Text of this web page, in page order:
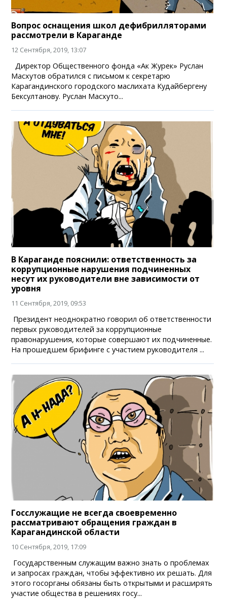
Вопрос оснащения школ дефибрилляторами
рассмотрели в Караганде
12 Сентября, 2019, 13:07
Директор Общественного фонда «Ак Журек» Руслан
Масхутов обратился с письмом к секретарю
Карагандинского городского маслихата Кудайбергену
Бексултанову. Руслан Масхуто...
В Караганде пояснили: ответственность за
коррупционные нарушения подчиненных
несут их руководители вне зависимости от
уровня
11 Сентября, 2019, 09:53
Президент неоднократно говорил об ответственности
первых руководителей за коррупционные
правонарушения, которые совершают их подчиненные.
На прошедшем брифинге с участием руководителя ...
Госслужащие не всегда своевременно
рассматривают обращения граждан в
Карагандинской области
10 Сентября, 2019, 17:09
Государственным служащим важно знать о проблемах
и запросах граждан, чтобы эффективно их решать. Для
этого госорганы обязаны быть открытыми и расширять
участие общества в решениях госу...